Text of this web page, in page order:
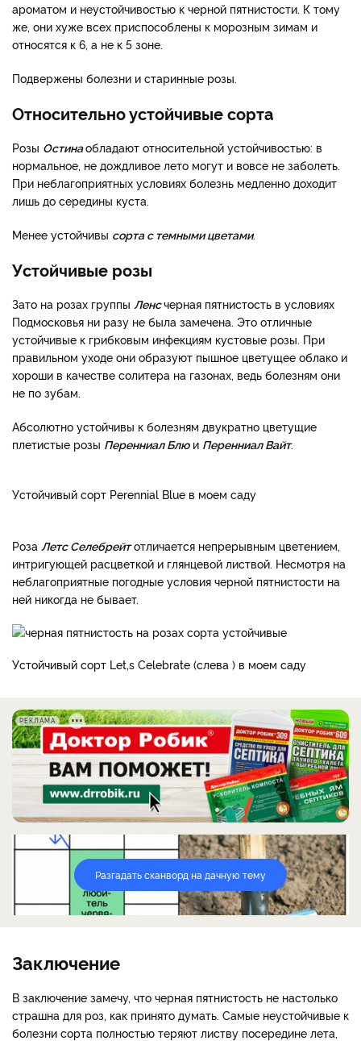
ароматом и неустойчивостью к черной пятнистости. К тому
же, они хуже всех приспособлены к морозным зимам и
относятся к 6, а не к 5 зоне.
Подвержены болезни и старинные розы.
Относительно устойчивые сорта
Розы Остинаобладают относительной устойчивостью: в
нормальное, не дождливое лето могут и вовсе не заболеть.
При неблагоприятных условиях болезнь медленно доходит
лишь до середины куста.
Менее устойчивы сорта с темными цветами.
Устойчивые розы
Зато на розах группы Ленсчерная пятнистость в условиях
Подмосковья ни разу не была замечена. Это отличные
устойчивые к грибковым инфекциям кустовые розы. При
правильном уходе они образуют пышное цветущее облако и
хороши в качестве солитера на газонах, ведь болезням они
не по зубам.
Абсолютно устойчивы к болезням двукратно цветущие
плетистые розы Перенниал Блюи Перенниал Вайт.
Устойчивый сорт Perennial Blue в моем саду
Роза Летс Селебрейтотличается непрерывным цветением,
интригующей расцветкой и глянцевой листвой. Несмотря на
неблагоприятные погодные условия черной пятнистости на
ней никогда не бывает.
Устойчивый сорт Let,s Celebrate (слева ) в моем саду
РЕКЛАМА
Разгадать сканворд на дачную тему
Заключение
В заключение замечу, что черная пятнистость не настолько
страшна для роз, как принято думать. Самые неустойчивые к
болезни сорта полностью теряют листву посередине лета,